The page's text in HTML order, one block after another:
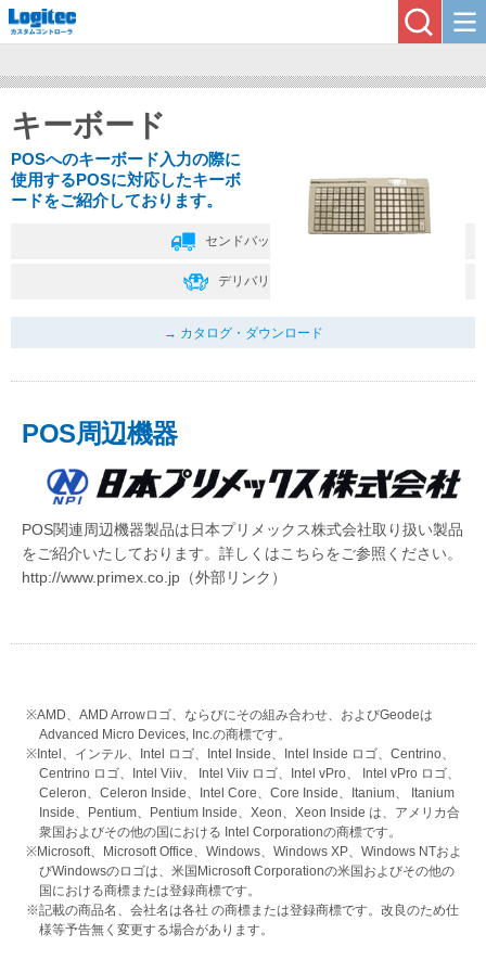
キーボード
POSへのキーボード入力の際に
使用するPOSに対応したキーボ
ードをご紹介しております。
センドバック保守
デリバリ保守
カタログ・ダウンロード
POS周辺機器
POS関連周辺機器製品は日本プリメックス株式会社取り扱い製品
をご紹介いたしております。詳しくはこちらをご参照ください。
http://www.primex.co.jp （外部リンク）
※AMD、AMD Arrowロゴ、ならびにその組み合わせ、およびGeodeは
Advanced Micro Devices, Inc.の商標です。
※Intel、インテル、Intel ロゴ、Intel Inside、Intel Inside ロゴ、Centrino、
Centrino ロゴ、Intel Viiv、 Intel Viiv ロゴ、Intel vPro、 Intel vPro ロゴ、
Celeron、Celeron Inside、Intel Core、Core Inside、Itanium、 Itanium
Inside、Pentium、Pentium Inside、Xeon、Xeon Inside は、アメリカ合
衆国およびその他の国における Intel Corporationの商標です。
※Microsoft、Microsoft Office、Windows、Windows XP、Windows NTおよ
びWindowsのロゴは、米国Microsoft Corporationの米国およびその他の
国における商標または登録商標です。
※記載の商品名、会社名は各社 の商標または登録商標です。改良のため仕
様等予告無く変更する場合があります。